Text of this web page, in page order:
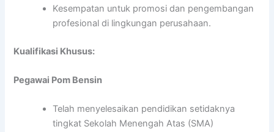
Kesempatan untuk promosi dan pengembangan
profesional di lingkungan perusahaan.
Kualifikasi Khusus:
Pegawai Pom Bensin
Telah menyelesaikan pendidikan setidaknya
tingkat Sekolah Menengah Atas (SMA)